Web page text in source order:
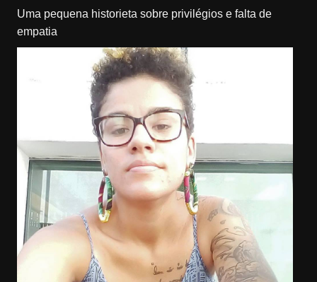
Uma pequena historieta sobre privilégios e falta de
empatia